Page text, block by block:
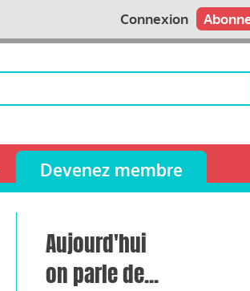
Connexion
Devenez membre
Aujourd'hui
on parle de...